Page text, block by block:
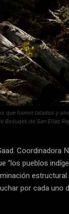
que fueron talados y
Bosuqes de San Elías
Coordinadora
“los pueblos
por cada uno